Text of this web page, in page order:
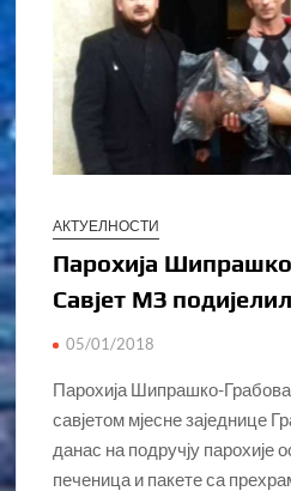
АКТУЕЛНОСТИ
Парохија
Савјет МЗ
05/01/2018
Парохија Шипрашко-
савјетом мјесне заједнице
данас на подручју парохије
печеница и пакете са